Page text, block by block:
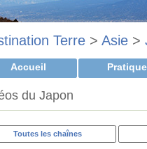
Terre > Asie >
Accueil Pratique
du Japon
Toutes les chaînes